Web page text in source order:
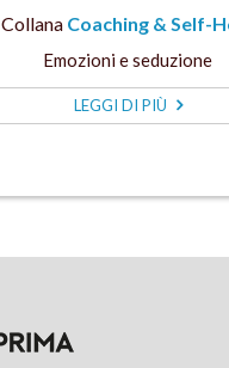
Collana Coaching & Self-
Emozioni e seduzione
LEGGI DI PIÙ